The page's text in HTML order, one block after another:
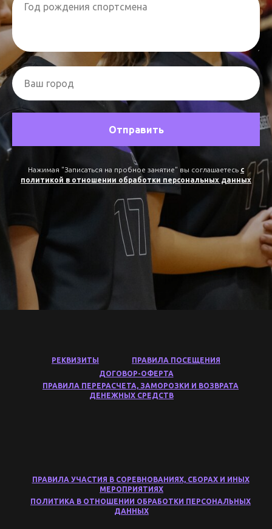
Год рождения спортсмена
Ваш город
Отправить
Нажимая "Записаться на пробное занятие" вы соглашаетесь с
политикой в отношении обработки персональных данных
РЕКВИЗИТЫ
ПРАВИЛА ПОСЕЩЕНИЯ
ДОГОВОР-ОФЕРТА
ПРАВИЛА ПЕРЕРАСЧЕТА, ЗАМОРОЗКИ И ВОЗВРАТА
ДЕНЕЖНЫХ СРЕДСТВ
ПРАВИЛА УЧАСТИЯ В СОРЕВНОВАНИЯХ, СБОРАХ И ИНЫХ
МЕРОПРИЯТИЯХ
ПОЛИТИКА В ОТНОШЕНИИ ОБРАБОТКИ ПЕРСОНАЛЬНЫХ
ДАННЫХ